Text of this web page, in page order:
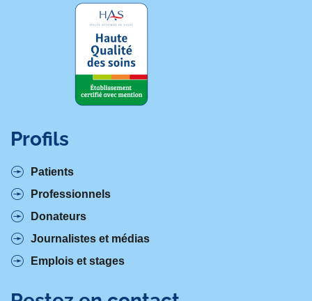
Profils
Patients
Professionnels
Donateurs
Journalistes et médias
Emplois et stages